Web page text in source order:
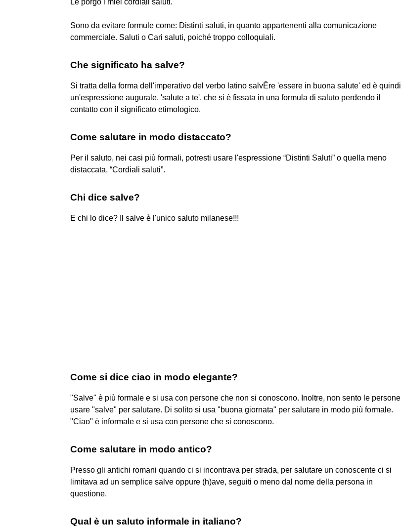
Sono da evitare formule come: Distinti saluti, in quanto appartenenti alla comunicazione
commerciale. Saluti o Cari saluti, poiché troppo colloquiali.
Che significato ha salve?
Si tratta della forma dell'imperativo del verbo latino salvĒre 'essere in buona salute' ed è quindi
un'espressione augurale, 'salute a te', che si è fissata in una formula di saluto perdendo il
contatto con il significato etimologico.
Come salutare in modo distaccato?
Per il saluto, nei casi più formali, potresti usare l'espressione “Distinti Saluti” o quella meno
distaccata, “Cordiali saluti”.
Chi dice salve?
E chi lo dice? Il salve è l'unico saluto milanese!!!
Come si dice ciao in modo elegante?
"Salve" è più formale e si usa con persone che non si conoscono. Inoltre, non sento le persone
usare "salve" per salutare. Di solito si usa "buona giornata" per salutare in modo più formale.
"Ciao" è informale e si usa con persone che si conoscono.
Come salutare in modo antico?
Presso gli antichi romani quando ci si incontrava per strada, per salutare un conoscente ci si
limitava ad un semplice salve oppure (h)ave, seguiti o meno dal nome della persona in
questione.
Qual è un saluto informale in italiano?